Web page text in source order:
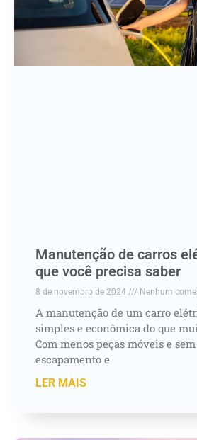
Manutenção de carros
que você precisa saber
8 de novembro de 2024 Nenhum
A manutenção de um carro
simples e econômica do que
Com menos peças móveis e
escapamento e
LER MAIS